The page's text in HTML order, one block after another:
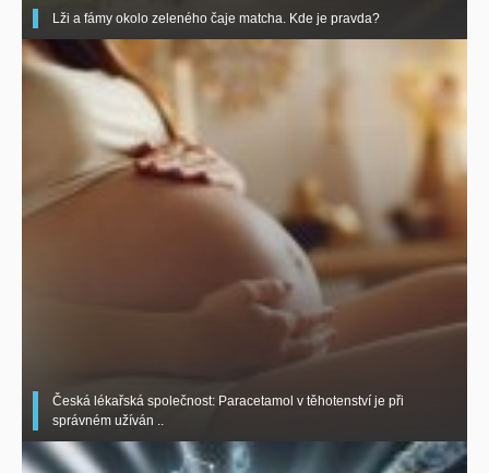
Lži a fámy okolo zeleného čaje matcha. Kde je pravda?
Česká lékařská společnost: Paracetamol v těhotenství je při
správném užíván ..